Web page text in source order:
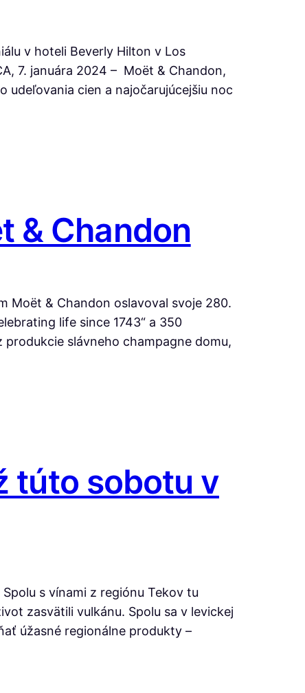
v hoteli Beverly Hilton v Los
7. januára 2024 – Moët & Chandon,
udeľovania cien a najočarujúcejšiu noc
& Chandon
Moët & Chandon oslavoval svoje 280.
life since 1743“ a 350
slávneho champagne domu,
túto sobotu v
s vínami z regiónu Tekov tu
zasvätili vulkánu. Spolu sa v levickej
úžasné regionálne produkty –